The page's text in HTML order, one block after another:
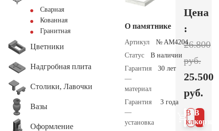
Сварная
Кованная
Гранитная
Цветники
Надгробная плита
Столики, Лавочки
Вазы
Оформление
О памятнике
Артикул
№ AM4204
Статус
В наличии
Гарантия
—
материал
30 лет
Гарантия
—
установка
3 года
Цена
:
26.800
руб.
25.500
руб.
В
В 1
клик